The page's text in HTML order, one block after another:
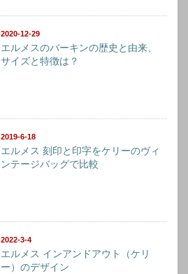
2020-12-29
エルメスのバーキンの歴史と由来、
サイズと特徴は？
2019-6-18
エルメス 刻印と印字をケリーのヴィ
ンテージバッグで比較
2022-3-4
エルメス インアンドアウト（ケリ
ー）のデザイン